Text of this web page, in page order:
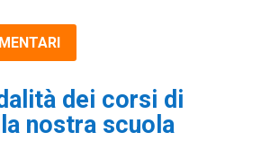
dei corsi di
nostra scuola